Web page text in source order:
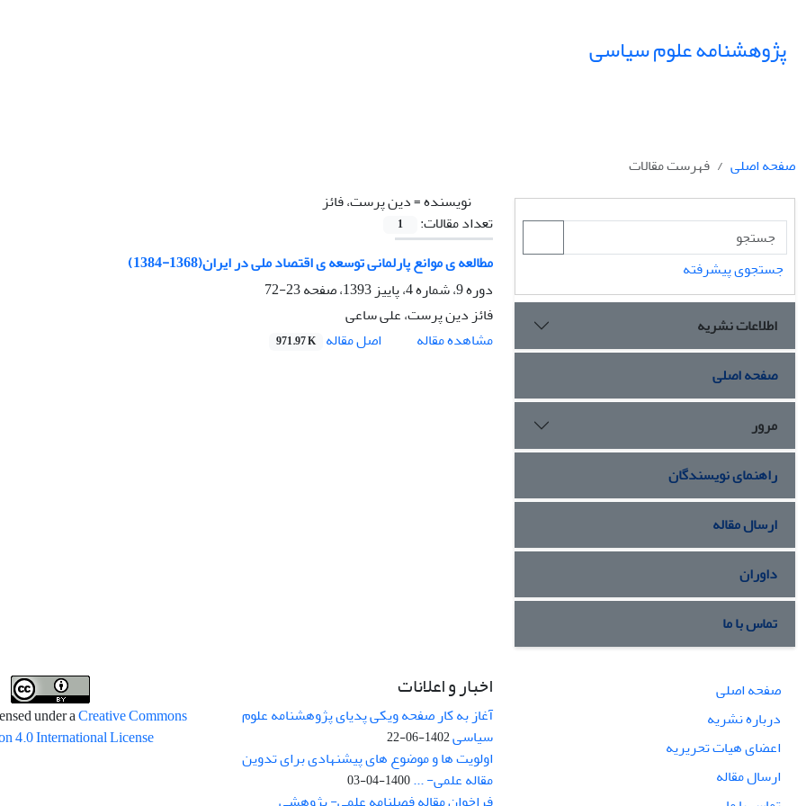
پژوهشنامه علوم سیاسی
صفحه اصلی
فهرست مقالات
نویسنده =دین پرست، فائز
تعداد مقالات:
1
مطالعه ی موانع پارلمانی توسعه ی اقتصاد ملی در ایران(1368-1384)
دوره 9، شماره 4، پاییز 1393، صفحه
23-72
فائز دین پرست، علی ساعی
مشاهده مقاله
اصل مقاله 971.97 K
جستجوی پیشرفته
اطلاعات نشریه
صفحه اصلی
مرور
راهنمای نویسندگان
ارسال مقاله
داوران
تماس با ما
صفحه اصلی
درباره نشریه
اعضای هیات تحریریه
ارسال مقاله
اخبار و اعلانات
آغاز به کار صفحه ویکی پدیای پژوهشنامه علوم
سیاسی1402-06-22
اولویت ها و موضوع های پیشنهادی برای تدوین
مقاله علمی- ...1400-04-03
under aCreative Commons
4.0 International License